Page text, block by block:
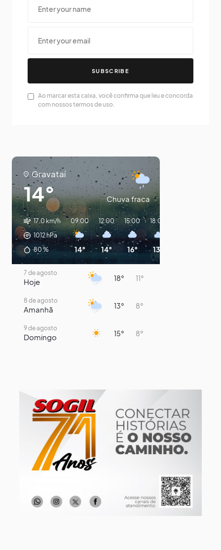
SUBSCRIBE
Ao marcar esta caixa, você confirma que leu e concorda
com nossos termos de uso.
Gravataí
14° Chuva fraca
17.0 km/h
1012hPa
80 %
09:00
14°
12:00
14°
15:00
16°
18:00
13°
7 de agosto
Hoje 18° 11°
8 de agosto
Amanhã 13° 8°
9 de agosto
Domingo 15° 8°
12 de agosto
Quarta-Feira 13° 12°
13 de agosto
Quinta-Feira 15° 13°